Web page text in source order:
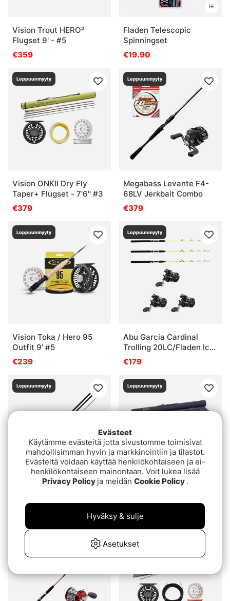
Vision Trout HERO²
Flugset 9' - #5
€359
Fladen Telescopic
Spinningset
€19.90
Loppuunmyyty
Vision ONKII Dry Fly
Taper+ Flugset - 7'6'' #3
€379
Loppuunmyyty
Megabass Levante F4-
68LV Jerkbait Combo
€379
Loppuunmyyty
Vision Toka / Hero 95
Outfit 9' #5
€239
Loppuunmyyty
Abu Garcia Cardinal
Trolling 20LC/Fladen Ice
Pike 115cm Combo Höger
3-Pack
€179
Loppuunmyyty Loppuunmyyty
€1319
Evästeet
Käytämme evästeitä jotta sivustomme toimisivat
mahdollisimman hyvin ja markkinointiin ja tilastot.
Evästeitä voidaan käyttää henkilökohtaiseen ja ei-
henkilökohtaiseen mainontaan. Voit lukea lisää
Privacy Policy ja meidän Cookie Policy .
Asetukset
Hyväksy & sulje